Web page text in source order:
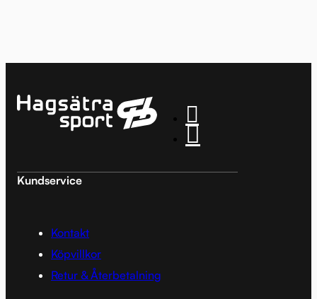
Kundservice
Kontakt
Köpvillkor
Retur & Återbetalning